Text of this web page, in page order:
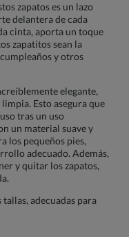
zapatos es un lazo
delantera de cada
cinta, aporta un toque
zapatitos sean la
y otros
elegante,
Esto asegura que
tras un uso
un material suave y
los pequeños pies,
adecuado. Además,
y quitar los zapatos,
adecuadas para